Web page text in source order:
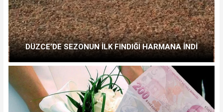
DÜZCE’DE SEZONUN İLK FINDIĞI HARMANA İNDİ